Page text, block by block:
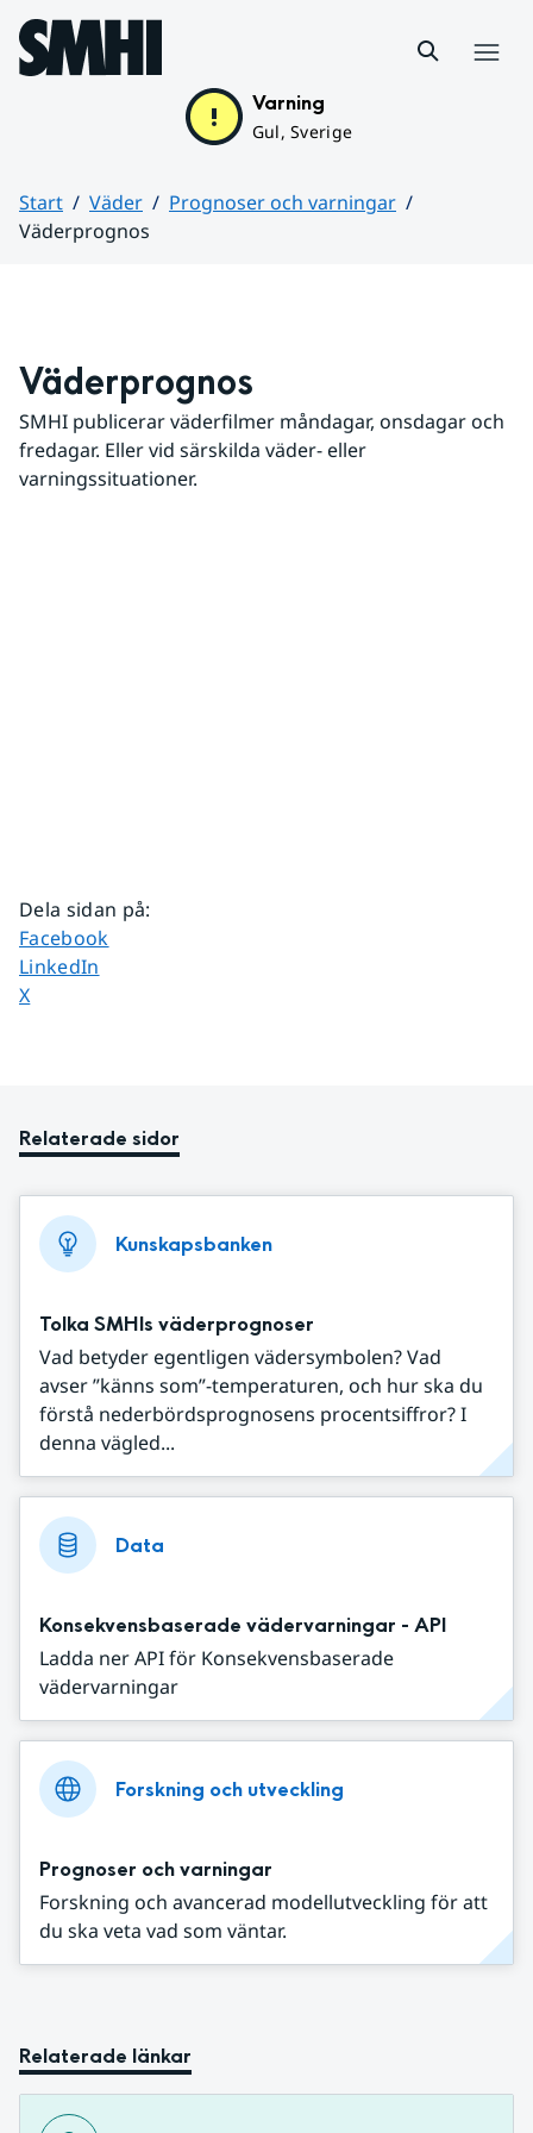
Hoppa till sidans innehåll
Varning
Gul, Sverige
Start Väder
Prognoser och varningar
Väderprognos
Väderprognos
SMHI publicerar väderfilmer måndagar, onsdagar och
fredagar. Eller vid särskilda väder- eller
varningssituationer.
Dela sidan på:
Dela sidan på
Facebook
Dela sidan på
LinkedIn
Dela sidan på
X
Relaterade sidor
Kunskapsbanken
Tolka SMHIs väderprognoser
Vad betyder egentligen vädersymbolen? Vad
avser ”känns som”-temperaturen, och hur ska du
förstå nederbördsprognosens procentsiffror? I
denna vägled...
Data
Konsekvensbaserade vädervarningar - API
Ladda ner API för Konsekvensbaserade
vädervarningar
Forskning och utveckling
Prognoser och varningar
Forskning och avancerad modellutveckling för att
du ska veta vad som väntar.
Relaterade länkar